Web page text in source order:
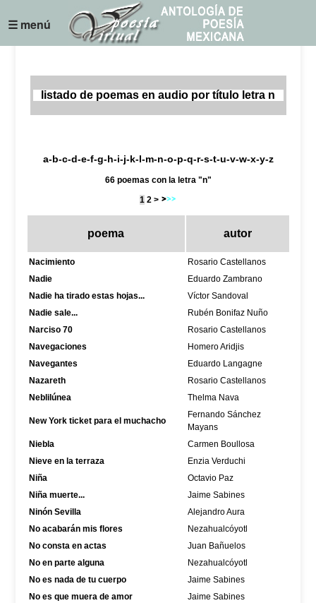
☰ menú
listado de poemas en audio por título letra n
a-b-c-d-e-f-g-h-i-j-k-l-m-n-o-p-q-r-s-t-u-v-w-x-y-z
66 poemas con la letra "n"
1 2 >
poema autor
Nacimiento
Rosario Castellanos
Nadie
Eduardo Zambrano
Nadie ha tirado estas hojas...
Víctor Sandoval
Nadie sale...
Rubén Bonifaz Nuño
Narciso 70
Rosario Castellanos
Navegaciones
Homero Aridjis
Navegantes
Eduardo Langagne
Nazareth
Rosario Castellanos
Neblilúnea
Thelma Nava
New York ticket para el muchacho
Fernando Sánchez
Mayans
Niebla
Carmen Boullosa
Nieve en la terraza
Enzia Verduchi
Niña
Octavio Paz
Niña muerte...
Jaime Sabines
Ninón Sevilla
Alejandro Aura
No acabarán mis flores
Nezahualcóyotl
No consta en actas
Juan Bañuelos
No en parte alguna
Nezahualcóyotl
No es nada de tu cuerpo
Jaime Sabines
No es que muera de amor
Jaime Sabines